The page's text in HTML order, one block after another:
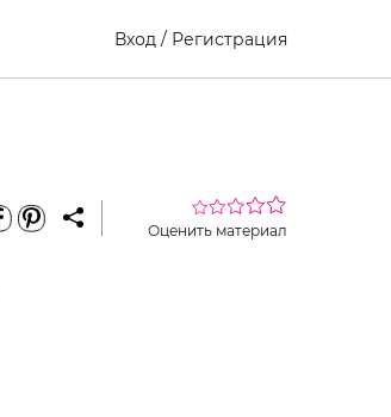
Вход / Регистрация
Оценить материал